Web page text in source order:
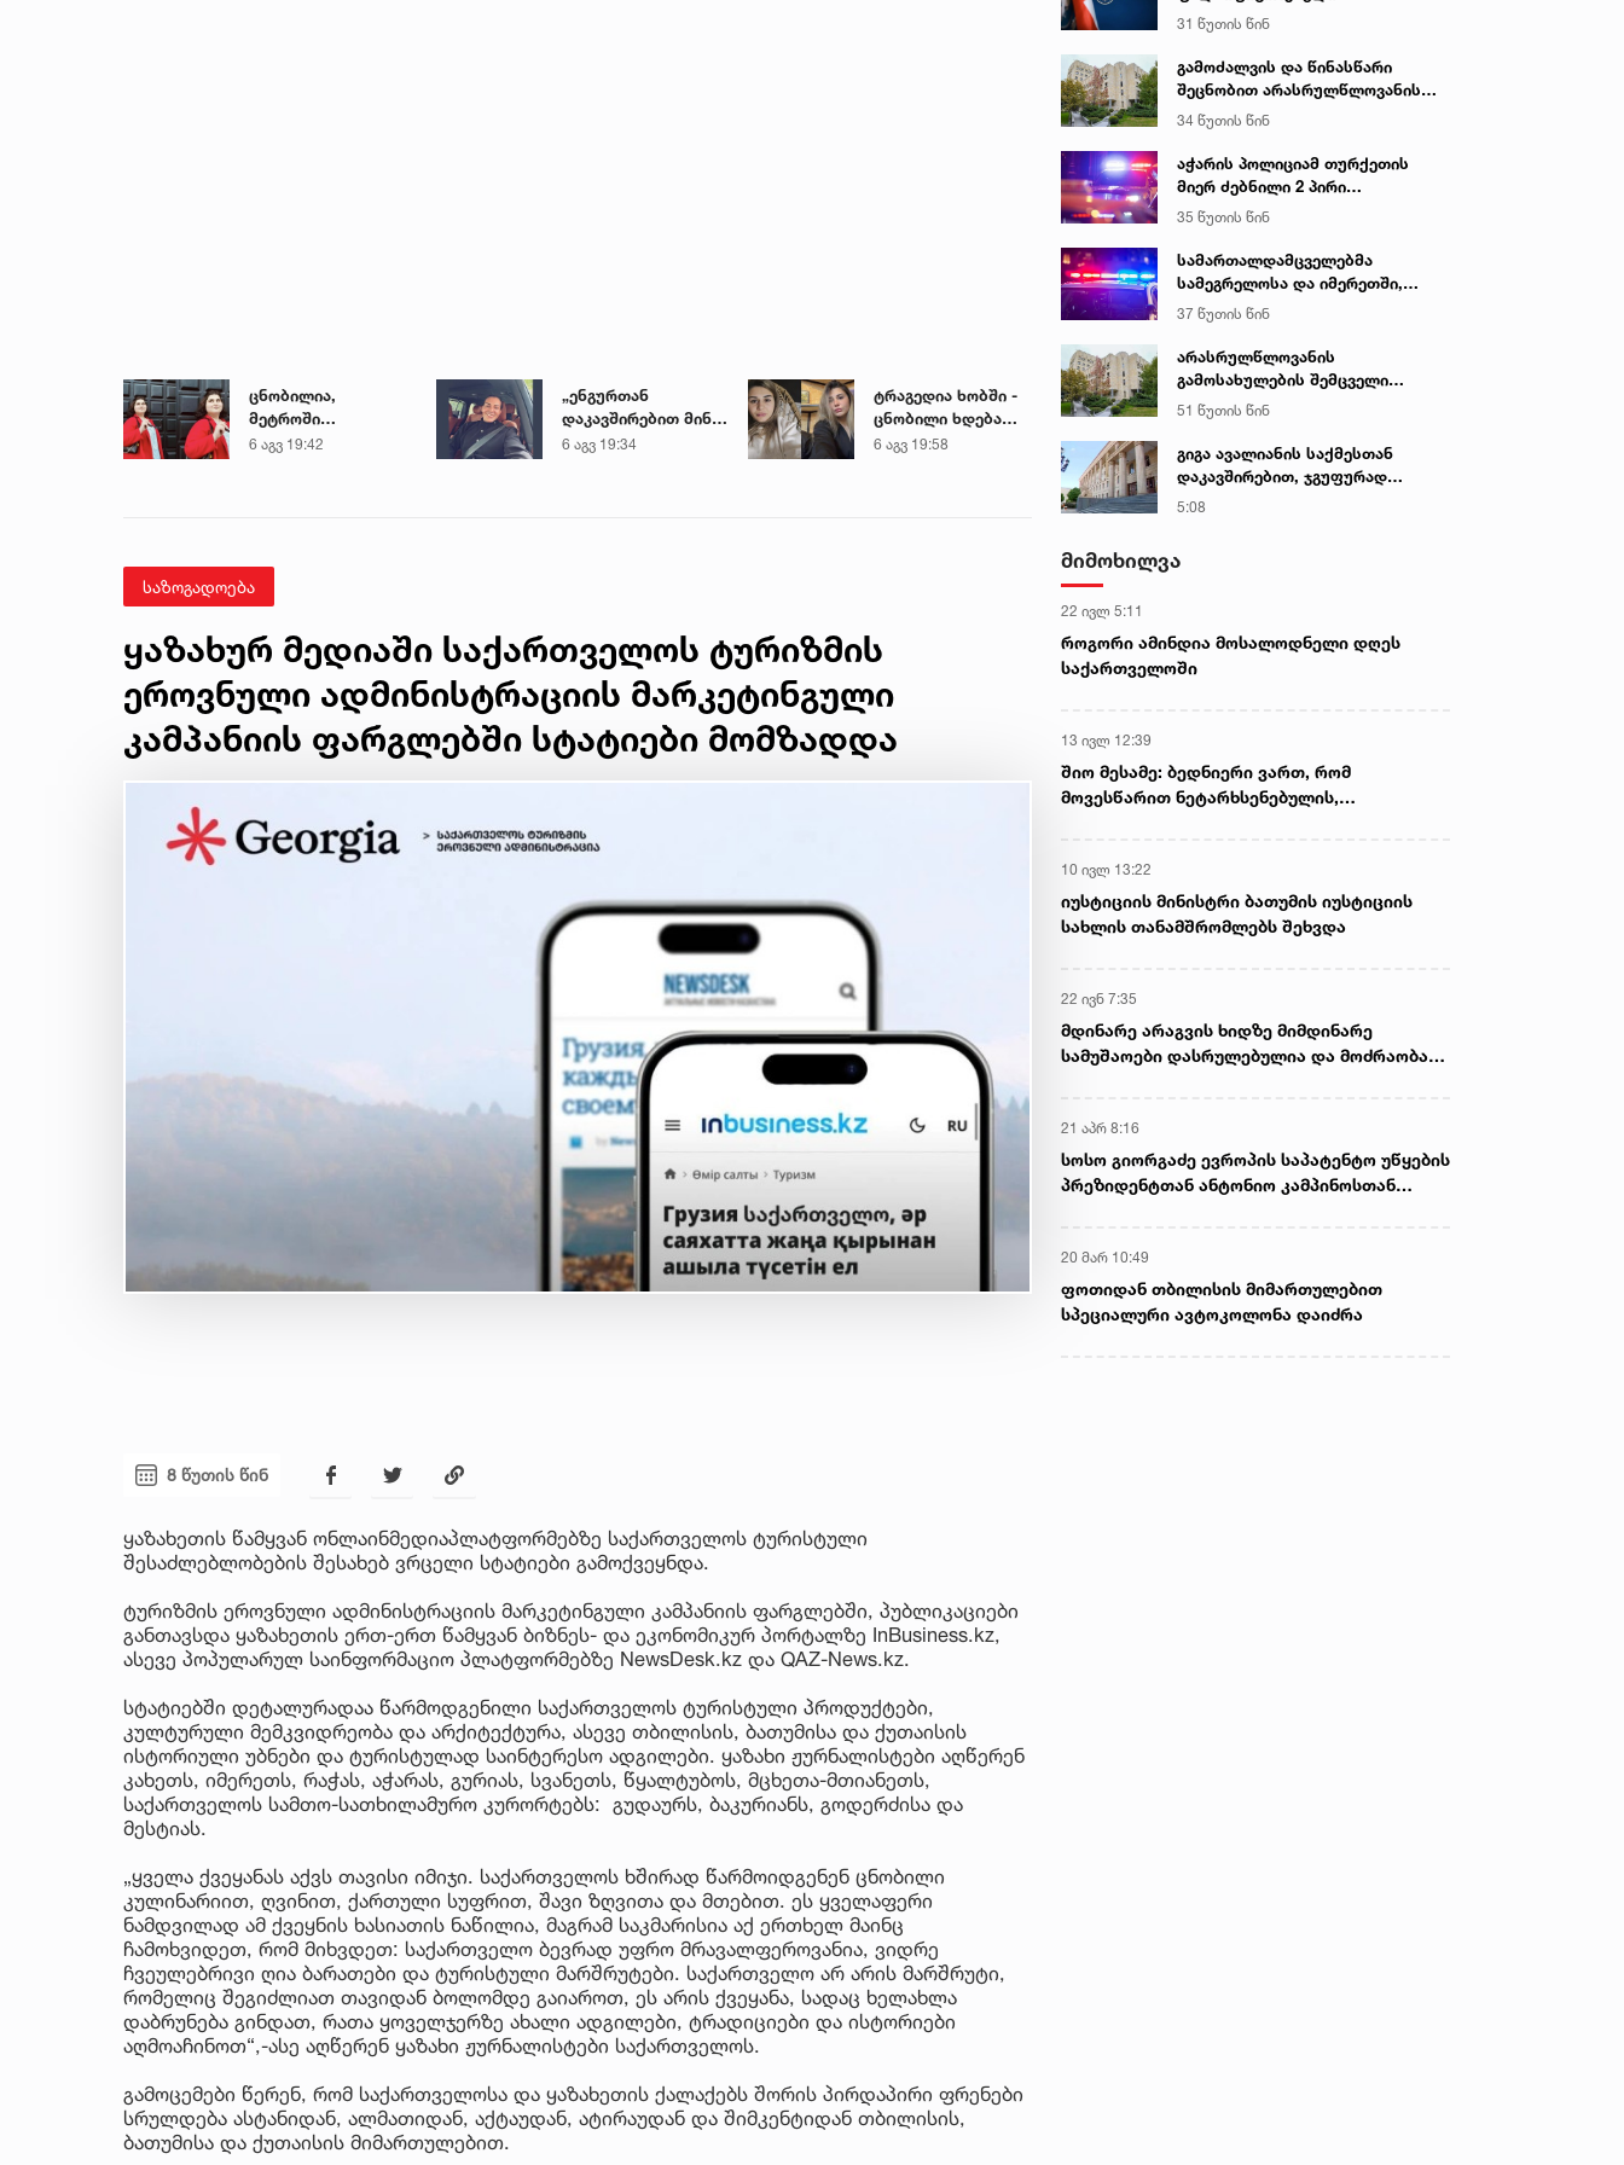
ცნობილია,
მეტროში
გარდაცვლილი 21
6 აგვ 19:42
„ენგურთან
დაკავშირებით მინდა
ვთქვა...“ - გოგა
6 აგვ 19:34
ტრაგედია ხობში -
ცნობილი ხდება
დაღუპული დედა-
6 აგვ 19:58
საზოგადოება
ყაზახურ მედიაში საქართველოს ტურიზმის
ეროვნული ადმინისტრაციის მარკეტინგული
კამპანიის ფარგლებში სტატიები მომზადდა
8 წუთის წინ
ყაზახეთის წამყვან ონლაინმედიაპლატფორმებზე საქართველოს ტურისტული
შესაძლებლობების შესახებ ვრცელი სტატიები გამოქვეყნდა.
ტურიზმის ეროვნული ადმინისტრაციის მარკეტინგული კამპანიის ფარგლებში, პუბლიკაციები
განთავსდა ყაზახეთის ერთ-ერთ წამყვან ბიზნეს- და ეკონომიკურ პორტალზე InBusiness.kz,
ასევე პოპულარულ საინფორმაციო პლატფორმებზე NewsDesk.kz და QAZ-News.kz.
სტატიებში დეტალურადაა წარმოდგენილი საქართველოს ტურისტული პროდუქტები,
კულტურული მემკვიდრეობა და არქიტექტურა, ასევე თბილისის, ბათუმისა და ქუთაისის
ისტორიული უბნები და ტურისტულად საინტერესო ადგილები. ყაზახი ჟურნალისტები აღწერენ
კახეთს, იმერეთს, რაჭას, აჭარას, გურიას, სვანეთს, წყალტუბოს, მცხეთა-მთიანეთს,
საქართველოს სამთო-სათხილამურო კურორტებს: გუდაურს, ბაკურიანს, გოდერძისა და
მესტიას.
„ყველა ქვეყანას აქვს თავისი იმიჯი. საქართველოს ხშირად წარმოიდგენენ ცნობილი
კულინარიით, ღვინით, ქართული სუფრით, შავი ზღვითა და მთებით. ეს ყველაფერი
ნამდვილად ამ ქვეყნის ხასიათის ნაწილია, მაგრამ საკმარისია აქ ერთხელ მაინც
ჩამოხვიდეთ, რომ მიხვდეთ: საქართველო ბევრად უფრო მრავალფეროვანია, ვიდრე
ჩვეულებრივი ღია ბარათები და ტურისტული მარშრუტები. საქართველო არ არის მარშრუტი,
რომელიც შეგიძლიათ თავიდან ბოლომდე გაიაროთ, ეს არის ქვეყანა, სადაც ხელახლა
დაბრუნება გინდათ, რათა ყოველჯერზე ახალი ადგილები, ტრადიციები და ისტორიები
აღმოაჩინოთ“,-ასე აღწერენ ყაზახი ჟურნალისტები საქართველოს.
გამოცემები წერენ, რომ საქართველოსა და ყაზახეთის ქალაქებს შორის პირდაპირი ფრენები
სრულდება ასტანიდან, ალმათიდან, აქტაუდან, ატირაუდან და შიმკენტიდან თბილისის,
ბათუმისა და ქუთაისის მიმართულებით.
ალკოჰოლური სასმელებისა და
ყალბი აქციზური მარკების
დამზადება-გასაღების ფაქტზე 3
პირი დააკავა
31 წუთის წინ
გამოძალვის და წინასწარი
შეცნობით არასრულწლოვანის
გამოსახულების შემცველი
პორნოგრაფიული ნაწარმოების
დამზადების, შენახვისა და
გავრცელების ფაქტებზე, ერთ
34 წუთის წინ
აჭარის პოლიციამ თურქეთის
მიერ ძებნილი 2 პირი
ცეცხლსასროლი იარაღის
უკანონოდ შეძენა-შენახვა-
ტარებისა და საზღვრის უკანონო
კვეთის ბრალდებით დააკავა
35 წუთის წინ
სამართალდამცველებმა
სამეგრელოსა და იმერეთში,
ნარკოდანაშაულის ბრალდებით,
3 პირი დააკავეს
37 წუთის წინ
არასრულწლოვანის
გამოსახულების შემცველი
პორნოგრაფიული ნაწარმოების
დამზადების, შენახვისა და
გავრცელების ფაქტებზე, ერთ
პირს ბრალდება წარედგინა
51 წუთის წინ
გიგა ავალიანის საქმესთან
დაკავშირებით, ჯგუფურად
ჯანმრთელობის განზრახ მძიმე
მძიმე დანაშაულის
სასამართლო პროცესი,
სავარაუდოდ, დღეს გაიმართება
5:08
მიმოხილვა
22 ივლ 5:11
როგორი ამინდია მოსალოდნელი დღეს
საქართველოში
13 ივლ 12:39
შიო მესამე: ბედნიერი ვართ, რომ
მოვესწარით ნეტარხსენებულის,
10 ივლ 13:22
იუსტიციის მინისტრი ბათუმის იუსტიციის
სახლის თანამშრომლებს შეხვდა
22 ივნ 7:35
მდინარე არაგვის ხიდზე მიმდინარე
სამუშაოები დასრულებულია და მოძრაობა
21 აპრ 8:16
სოსო გიორგაძე ევროპის საპატენტო უწყების
პრეზიდენტთან ანტონიო კამპინოსთან
20 მარ 10:49
ფოთიდან თბილისის მიმართულებით
სპეციალური ავტოკოლონა დაიძრა